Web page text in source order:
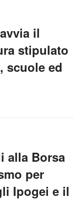
il
stipulato
scuole ed
alla Borsa
per
Ipogei e il